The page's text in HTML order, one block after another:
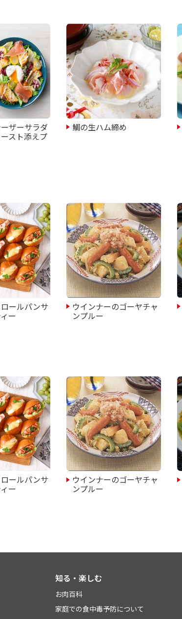
ザーサラダ
スト添えプ
鯛の生ハム締め
ールパンサ
ー
ウインナーのゴーヤチャ
ンプルー
ールパンサ
ー
ウインナーのゴーヤチャ
ンプルー
知る・楽しむ
お肉百科
家庭での食中毒予防について